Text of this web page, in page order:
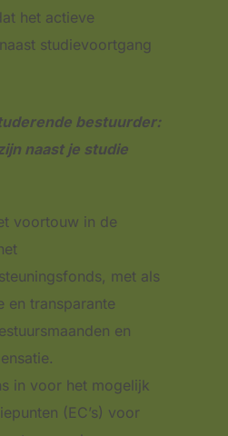
het actieve
studievoortgang
bestuurder:
naast je studie
voortouw in de
met als
en transparante
en
in voor het mogelijk
(EC’s) voor